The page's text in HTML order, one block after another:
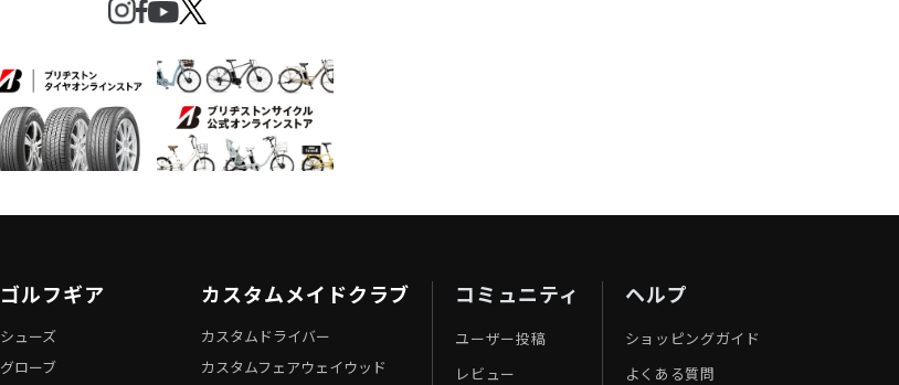
ゴルフギア
シューズ
グローブ
カスタムメイドクラブ
カスタムドライバー
カスタムフェアウェイウッド
コミュニティ
ユーザー投稿
レビュー
ヘルプ
ショッピングガイド
よくある質問